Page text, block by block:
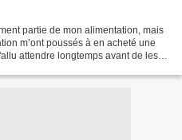
partie de mon alimentation, mais
m’ont poussés à en acheté une
attendre longtemps avant de les